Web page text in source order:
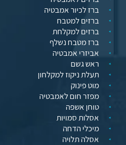
ברז לכיור אמבטיה
ברזים למטבח
ברזים למקלחת
ברז מטבח נשלף
אביזרי אמבטיה
ראש גשם
תעלת ניקוז למקלחון
מוט פינוק
מפזר חום לאמבטיה
טוחן אשפה
אסלות סמויות
מיכלי הדחה
אסלה תלויה